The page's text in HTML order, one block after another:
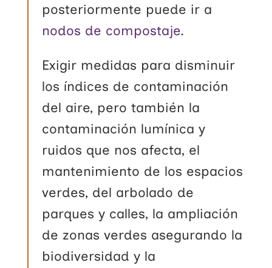
posteriormente puede ir a
nodos de compostaje.
Exigir medidas para disminuir
los índices de contaminación
del aire, pero también la
contaminación lumínica y
ruidos que nos afecta, el
mantenimiento de los espacios
verdes, del arbolado de
parques y calles, la ampliación
de zonas verdes asegurando la
biodiversidad y la